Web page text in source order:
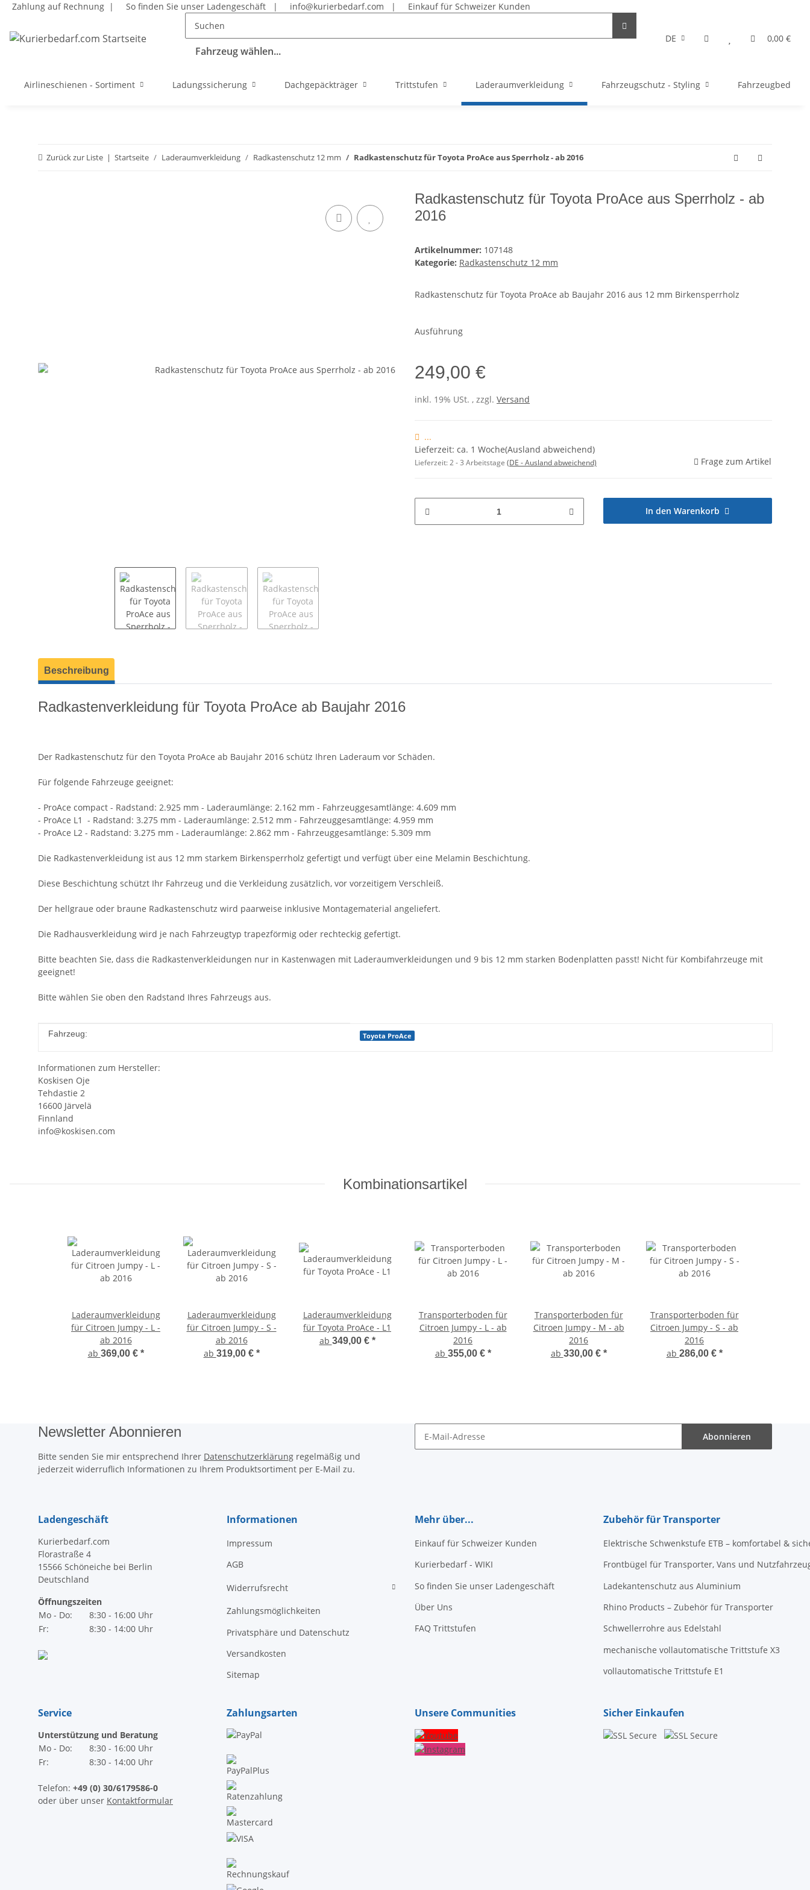
Zahlung auf Rechnung | So finden Sie unser Ladengeschäft | info@kurierbedarf.com | Einkauf für Schweizer Kunden
Fahrzeug wählen...
DE 0,00 €
Airlineschienen - Sortiment Ladungssicherung Dachgepäckträger Trittstufen Laderaumverkleidung Fahrzeugschutz - Styling Fahrzeugbedarf
Zurück zur Liste Startseite Laderaumverkleidung Radkastenschutz 12 mm Radkastenschutz für Toyota ProAce aus Sperrholz - ab 2016
Radkastenschutz für Toyota ProAce aus Sperrholz - ab
2016
Artikelnummer: 107148
Kategorie: Radkastenschutz 12 mm
Radkastenschutz für Toyota ProAce ab Baujahr 2016 aus 12 mm Birkensperrholz
Ausführung
249,00 €
inkl. 19% USt. , zzgl. Versand
...
Lieferzeit: ca. 1 Woche(Ausland abweichend)
Lieferzeit:2 - 3 Arbeitstage (DE - Ausland abweichend) Frage zum Artikel
In den Warenkorb
weitere Registerkarten anzeigen
Beschreibung
Radkastenverkleidung für Toyota ProAce ab Baujahr 2016
Der Radkastenschutz für den Toyota ProAce ab Baujahr 2016 schütz Ihren Laderaum vor Schäden.
Für folgende Fahrzeuge geeignet:
- ProAce compact - Radstand: 2.925 mm - Laderaumlänge: 2.162 mm - Fahrzeuggesamtlänge: 4.609 mm
- ProAce L1 - Radstand: 3.275 mm - Laderaumlänge: 2.512 mm - Fahrzeuggesamtlänge: 4.959 mm
- ProAce L2 - Radstand: 3.275 mm - Laderaumlänge: 2.862 mm - Fahrzeuggesamtlänge: 5.309 mm
Die Radkastenverkleidung ist aus 12 mm starkem Birkensperrholz gefertigt und verfügt über eine Melamin Beschichtung.
Diese Beschichtung schützt Ihr Fahrzeug und die Verkleidung zusätzlich, vor vorzeitigem Verschleiß.
Der hellgraue oder braune Radkastenschutz wird paarweise inklusive Montagematerial angeliefert.
Die Radhausverkleidung wird je nach Fahrzeugtyp trapezförmig oder rechteckig gefertigt.
Bitte beachten Sie, dass die Radkastenverkleidungen nur in Kastenwagen mit Laderaumverkleidungen und 9 bis 12 mm starken Bodenplatten passt! Nicht für Kombifahrzeuge mit
geeignet!
Bitte wählen Sie oben den Radstand Ihres Fahrzeugs aus.
Produkteigenschaft
Wert
Fahrzeug: Toyota ProAce
Informationen zum Hersteller:
Koskisen Oje
Tehdastie 2
16600 Järvelä
Finnland
info@koskisen.com
Kombinationsartikel
Laderaumverkleidung
für Citroen Jumpy - L -
ab 2016
ab 369,00 € *
Laderaumverkleidung
für Citroen Jumpy - S -
ab 2016
ab 319,00 € *
Laderaumverkleidung
für Toyota ProAce - L1
ab 349,00 € *
Transporterboden für
Citroen Jumpy - L - ab
2016
ab 355,00 € *
Transporterboden für
Citroen Jumpy - M - ab
2016
ab 330,00 € *
Transporterboden für
Citroen Jumpy - S - ab
2016
ab 286,00 € *
Newsletter Abonnieren
Bitte senden Sie mir entsprechend Ihrer Datenschutzerklärung regelmäßig und
jederzeit widerruflich Informationen zu Ihrem Produktsortiment per E-Mail zu.
Abonnieren
Ladengeschäft
Kurierbedarf.com
Florastraße 4
15566 Schöneiche bei Berlin
Deutschland
Öffnungszeiten
Mo - Do:
8:30 - 16:00 Uhr
Fr:
8:30 - 14:00 Uhr
Informationen
Impressum
AGB
Widerrufsrecht
Zahlungsmöglichkeiten
Privatsphäre und Datenschutz
Versandkosten
Sitemap
Mehr über...
Einkauf für Schweizer Kunden
Kurierbedarf - WIKI
So finden Sie unser Ladengeschäft
Über Uns
FAQ Trittstufen
Zubehör für Transporter
Elektrische Schwenkstufe ETB – komfortabel &
Frontbügel für Transporter, Vans und
Ladekantenschutz aus Aluminium
Rhino Products – Zubehör für Transporter
Schwellerrohre aus Edelstahl
mechanische vollautomatische Trittstufe X3
vollautomatische Trittstufe E1
Service
Unterstützung und Beratung
Mo - Do:
8:30 - 16:00 Uhr
Fr:
8:30 - 14:00 Uhr
Telefon: +49 (0) 30/6179586-0
oder über unser Kontaktformular
Zahlungsarten Unsere Communities Sicher Einkaufen